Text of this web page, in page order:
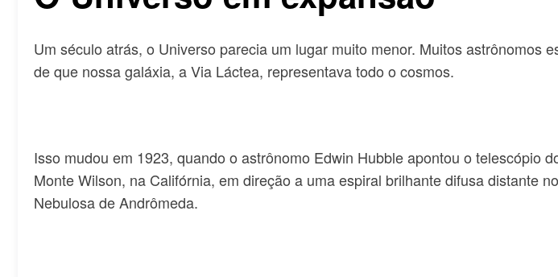
Um século atrás, o Universo parecia um lugar muito menor. Muitos astrônomos
de que nossa galáxia, a Via Láctea, representava todo o cosmos.
Isso mudou em 1923, quando o astrônomo Edwin Hubble apontou o telescópio
Monte Wilson, na Califórnia, em direção a uma espiral brilhante difusa distante
Nebulosa de Andrômeda.